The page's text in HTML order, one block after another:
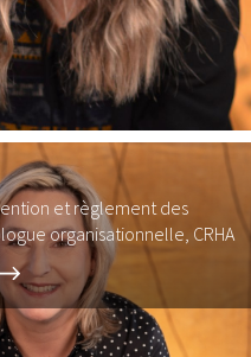
et règlement des
organisationnelle, CRHA